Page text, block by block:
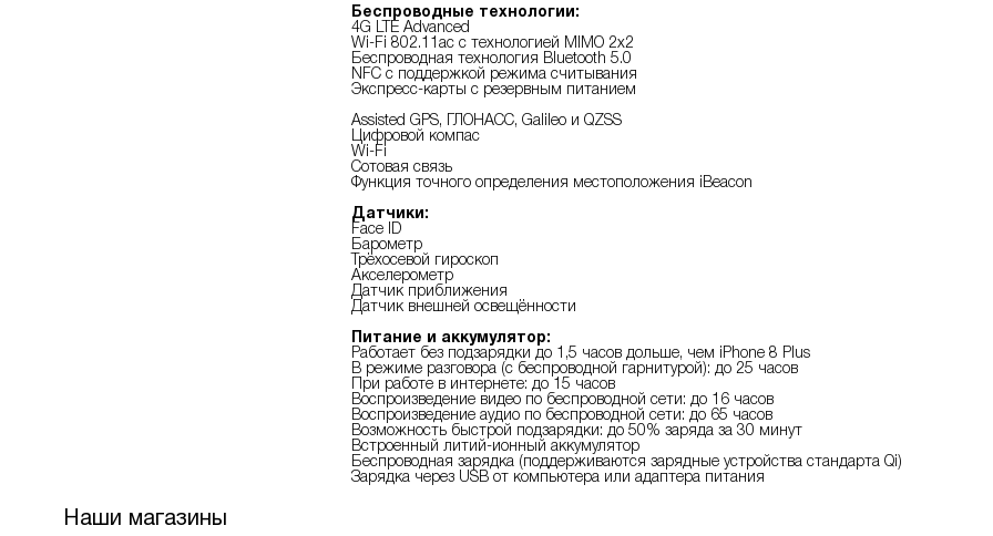
Беспроводные технологии:
4G LTE Advanced
Wi-Fi 802.11ac с технологией MIMO 2x2
Беспроводная технология Bluetooth 5.0
NFC с поддержкой режима считывания
Экспресс-карты с резервным питанием
Assisted GPS, ГЛОНАСС, Galileo и QZSS
Цифровой компас
Wi-Fi
Сотовая связь
Функция точного определения местоположения iBeacon
Датчики:
Face ID
Барометр
Трёхосевой гироскоп
Акселерометр
Датчик приближения
Датчик внешней освещённости
Питание и аккумулятор:
Работает без подзарядки до 1,5 часов дольше, чем iPhone 8 Plus
В режиме разговора (с беспроводной гарнитурой): до 25 часов
При работе в интернете: до 15 часов
Воспроизве­дение видео по беспроводной сети: до 16 часов
Воспроизве­дение аудио по беспроводной сети: до 65 часов
Возможность быстрой подзарядки: до 50% заряда за 30 минут
Встроенный литий-ионный аккумулятор
Беспроводная зарядка (поддерживаются зарядные устройства стандарта Qi)
Зарядка через USB от компьютера или адаптера питания
Наши магазины